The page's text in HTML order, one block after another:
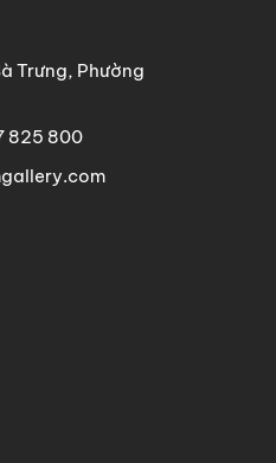
Trưng, Phường
825 800